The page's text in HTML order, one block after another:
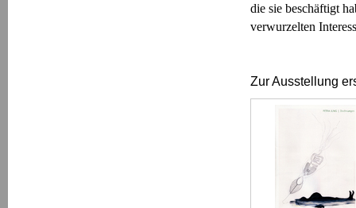
die sie beschäftigt
verwurzelten
Zur Ausstellung